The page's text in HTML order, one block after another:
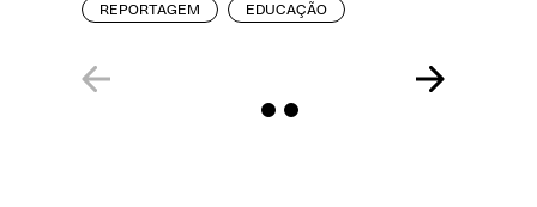
REPORTAGEM
EDUCAÇÃO